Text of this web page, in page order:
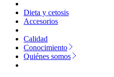
Dieta y cetosis
Accesorios
Calidad
Conocimiento
Quiénes somos